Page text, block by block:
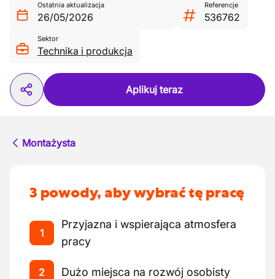
Ostatnia aktualizacja
26/05/2026
Referencje
536762
Sektor
Technika i produkcja
Aplikuj teraz
Montażysta
3 powody, aby wybrać tę pracę
1
Przyjazna i wspierająca atmosfera
pracy
2 Dużo miejsca na rozwój osobisty